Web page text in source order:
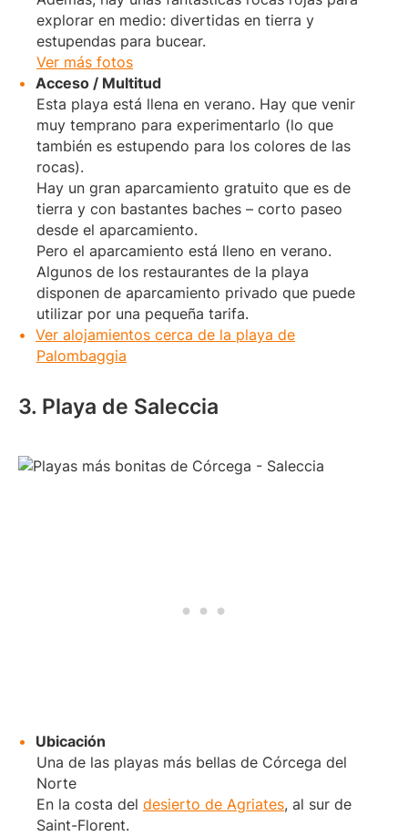
explorar en medio: divertidas en tierra y
estupendas para bucear.
Ver más fotos
Acceso / Multitud
Esta playa está llena en verano. Hay que venir
muy temprano para experimentarlo (lo que
también es estupendo para los colores de las
rocas).
Hay un gran aparcamiento gratuito que es de
tierra y con bastantes baches – corto paseo
desde el aparcamiento.
Pero el aparcamiento está lleno en verano.
Algunos de los restaurantes de la playa
disponen de aparcamiento privado que puede
utilizar por una pequeña tarifa.
Ver alojamientos cerca de la playa de
Palombaggia
3. Playa de Saleccia
Ubicación
Una de las playas más bellas de Córcega del
Norte
En la costa del desierto de Agriates, al sur de
Saint-Florent.